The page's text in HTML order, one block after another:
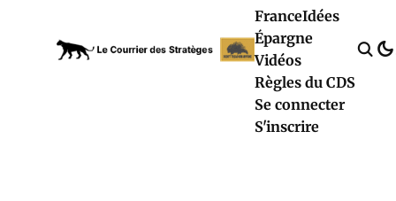
FranceIdées
Épargne
Vidéos
Règles du CDS
Se connecter
S'inscrire